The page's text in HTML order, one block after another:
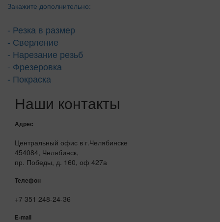
Закажите дополнительно:
- Резка в размер
- Сверление
- Нарезание резьб
- Фрезеровка
- Покраска
Наши контакты
Адрес
Центральный офис в г.Челябинске
454084, Челябинск,
пр. Победы, д. 160, оф 427а
Телефон
+7 351 248-24-36
E-mail